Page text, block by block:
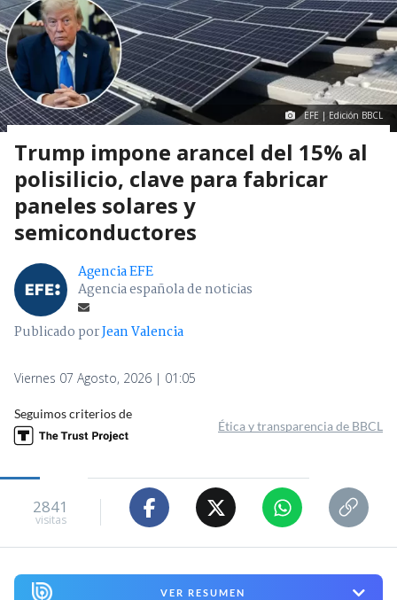
EFE | Edición BBCL
Trump impone arancel del 15% al
polisilicio, clave para fabricar
paneles solares y
semiconductores
Agencia EFE
Agencia española de noticias
Publicado porJean Valencia
Viernes 07 Agosto, 2026 | 01:05
Seguimos criterios de
Ética y transparencia de BBCL
2841
visitas
VER RESUMEN